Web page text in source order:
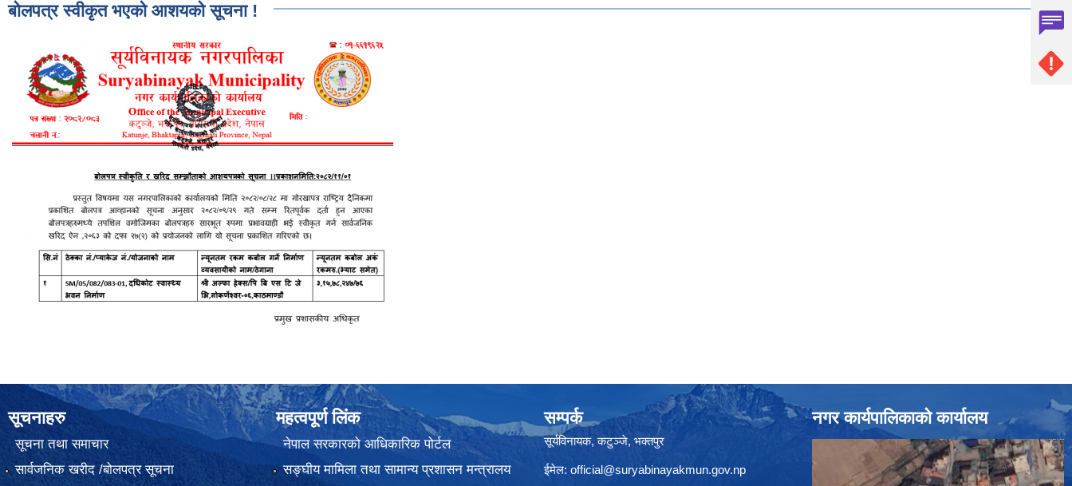
बोलपत्र स्वीकृत भएको आशयको सूचना !
सूचनाहरु
सूचना तथा समाचार
सार्वजनिक खरीद /बोलपत्र सूचना
महत्वपूर्ण लिंक
नेपाल सरकारको आधिकारिक पोर्टल
सङ्‍घीय मामिला तथा सामान्य प्रशासन मन्त्रालय
सम्पर्क
सूर्यविनायक, कटुञ्जे, भक्तपुर
ईमेल: official@suryabinayakmun.gov.np
नगर कार्यपालिकाको कार्यालय